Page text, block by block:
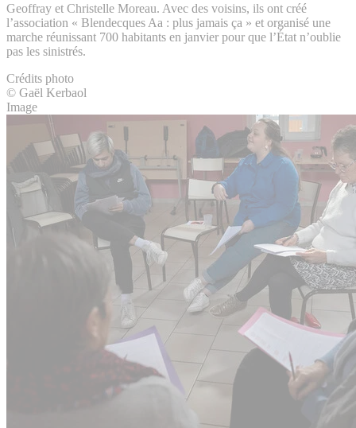
Geoffray et Christelle Moreau. Avec des voisins, ils ont créé
l’association « Blendecques Aa : plus jamais ça » et organisé une
marche réunissant 700 habitants en janvier pour que l’État n’oublie
pas les sinistrés.
Crédits photo
© Gaël Kerbaol
Image